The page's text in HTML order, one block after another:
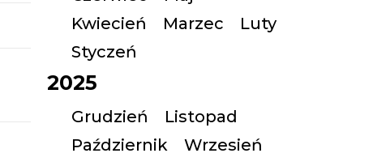
Kwiecień
Marzec
Luty
Styczeń
2025
Grudzień
Listopad
Październik
Wrzesień